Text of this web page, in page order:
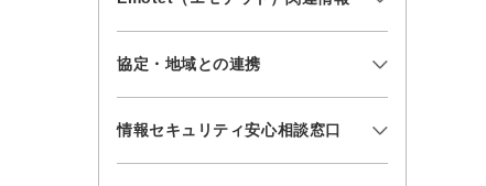
協定・地域との連携
情報セキュリティ安心相談窓口